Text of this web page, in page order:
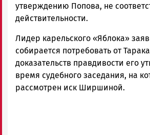
утверждению Попова, не
действительности.
Лидер карельского «Яблока»
собирается потребовать от
доказательств правдивости его
время судебного заседания, на
рассмотрен иск Ширшиной.